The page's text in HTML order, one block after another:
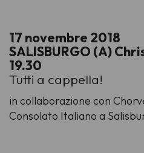
17 novembre 2018
SALISBURGO (A)
19.30
Tutti a cappella!
in collaborazione con
Consolato Italiano a